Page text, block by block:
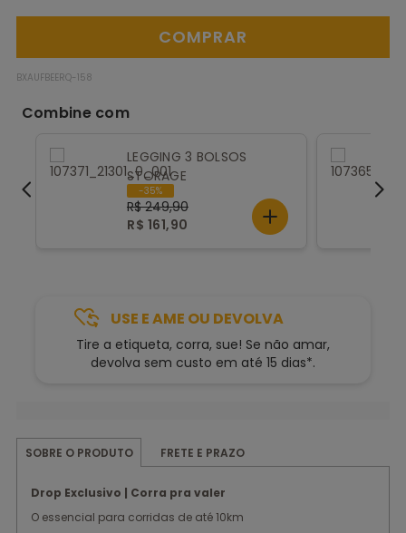
BXAUFBEERQ-158
LEGGING 3 BOLSOS
STORAGE
R$ 249,90
R$ 161,90
-35%
USE E AME OU DEVOLVA
Tire a etiqueta, corra, sue! Se não amar,
devolva sem custo em até 15 dias*.
SOBRE O PRODUTO FRETE E PRAZO
Drop Exclusivo | Corra pra valer
O essencial para corridas de até 10km